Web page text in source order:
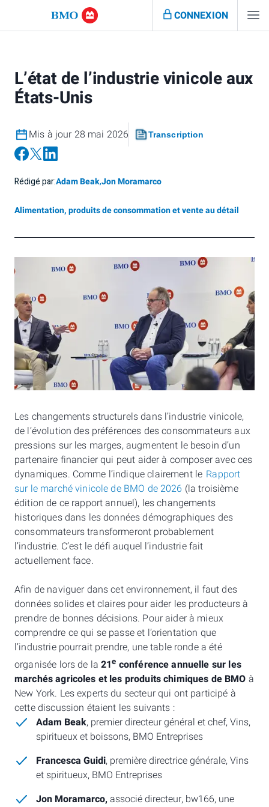
CONNEXION
L’état de l’industrie vinicole aux
États-Unis
Mis à jour 28 mai 2026 Transcription
Rédigé par:Adam Beak,Jon Moramarco
Alimentation, produits de consommation et vente au détail
Les changements structurels dans l’industrie vinicole,
de l’évolution des préférences des consommateurs aux
pressions sur les marges, augmentent le besoin d’un
partenaire financier qui peut aider à composer avec ces
dynamiques. Comme l’indique clairement le Rapport
sur le marché vinicole de BMO de 2026 (la troisième
édition de ce rapport annuel), les changements
historiques dans les données démographiques des
consommateurs transformeront probablement
l’industrie. C’est le défi auquel l’industrie fait
actuellement face.
Afin de naviguer dans cet environnement, il faut des
données solides et claires pour aider les producteurs à
prendre de bonnes décisions. Pour aider à mieux
comprendre ce qui se passe et l’orientation que
l’industrie pourrait prendre, une table ronde a été
organisée lors de la21e conférence annuelle sur les
marchés agricoles et les produits chimiques de BMO à
New York. Les experts du secteur qui ont participé à
cette discussion étaient les suivants :
Adam Beak, premier directeur général et chef, Vins,
spiritueux et boissons, BMO Entreprises
Francesca Guidi, première directrice générale, Vins
et spiritueux, BMO Entreprises
Jon Moramarco, associé directeur, bw166, une